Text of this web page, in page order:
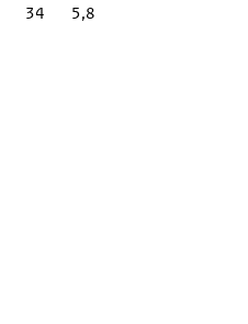
34
5,8